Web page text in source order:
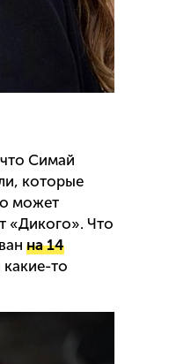
Симай
которые
может
«Дикого». Что
на 14
то